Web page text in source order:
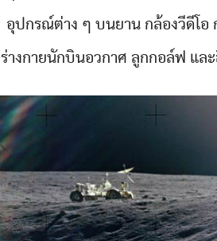
อุปกรณ์ต่าง ๆ บนยาน กล้องวีดีโอ
ร่างกายนักบินอวกาศ ลูกกอล์ฟ แล